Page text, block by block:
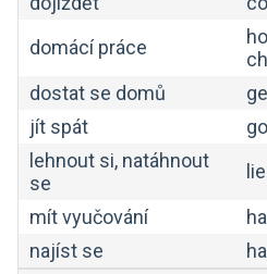
domácí práce
dostat se domů
jít spát
lehnout si, natáhnout
se
mít vyučování
najíst se